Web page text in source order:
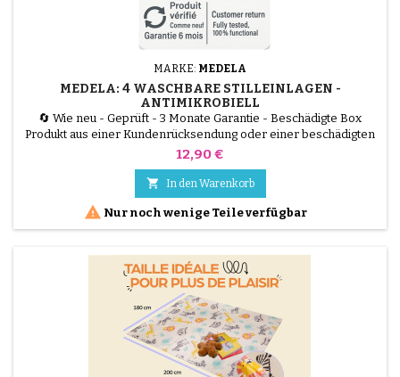
MARKE: MEDELA
MEDELA: 4 WASCHBARE STILLEINLAGEN -
ANTIMIKROBIELL
🔄 Wie neu - Geprüft - 3 Monate Garantie - Beschädigte Box
Produkt aus einer Kundenrücksendung oder einer beschädigten
Verpackung, von unseren Technikern getestet und 100 %
umweltfreundliche und hygienische Lösung bei auslaufender
Milch. Sie sind aus einem speziellen antimikrobiellen...
Preis
12,90 €
 In den Warenkorb
 Nur noch wenige Teile verfügbar